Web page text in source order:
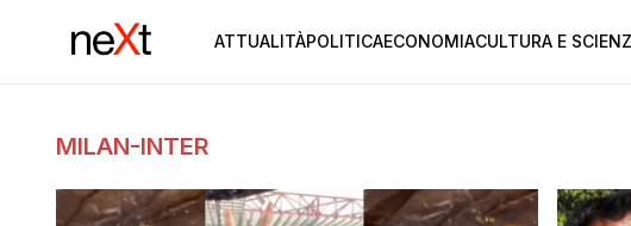
ATTUALITÀPOLITICAECONOMIACULTURA E
MILAN-INTER